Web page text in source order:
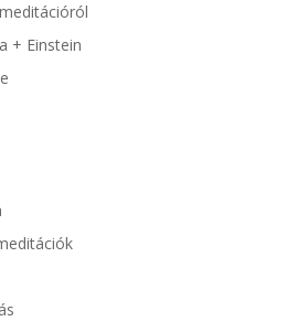
+ Einstein